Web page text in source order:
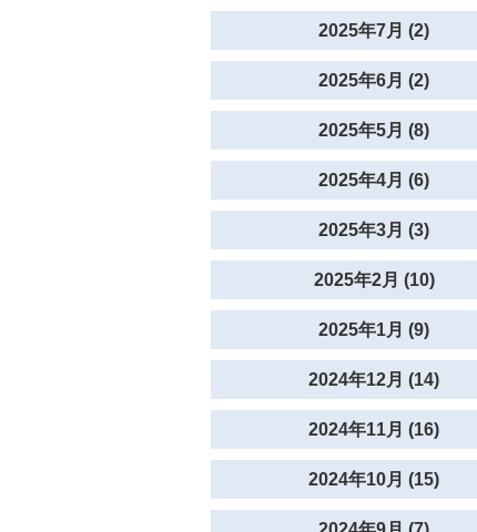
2025年7月 (2)
2025年6月 (2)
2025年5月 (8)
2025年4月 (6)
2025年3月 (3)
2025年2月 (10)
2025年1月 (9)
2024年12月 (14)
2024年11月 (16)
2024年10月 (15)